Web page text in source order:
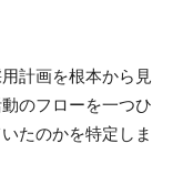
計画を根本から見
のフローを一つひ
たのかを特定しま